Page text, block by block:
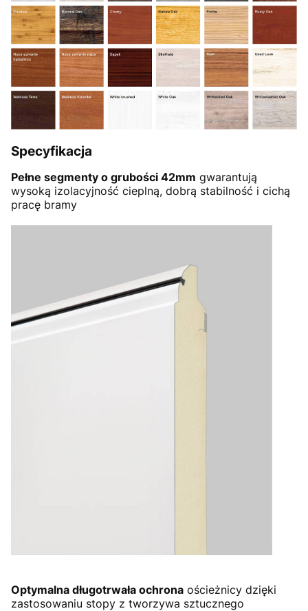
Specyfikacja
Pełne segmenty o grubości 42mm gwarantują
wysoką izolacyjność cieplną, dobrą stabilność i cichą
pracę bramy
Optymalna długotrwała ochrona ościeżnicy dzięki
zastosowaniu stopy z tworzywa sztucznego